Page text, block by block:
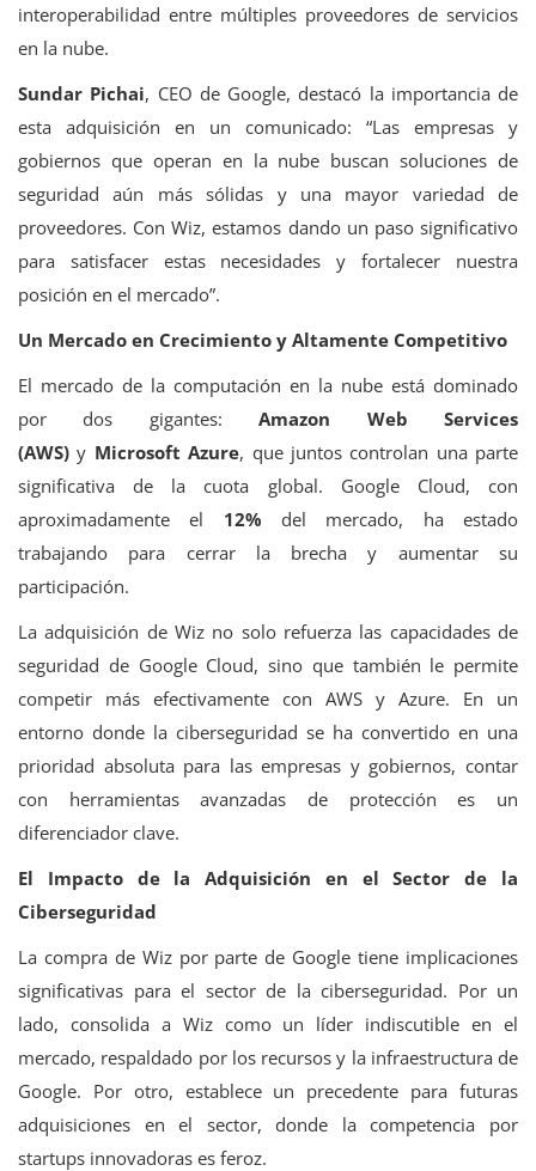
interoperabilidad entre múltiples proveedores de servicios
en la nube.
Sundar Pichai, CEO de Google, destacó la importancia de
esta adquisición en un comunicado: “Las empresas y
gobiernos que operan en la nube buscan soluciones de
seguridad aún más sólidas y una mayor variedad de
proveedores. Con Wiz, estamos dando un paso significativo
para satisfacer estas necesidades y fortalecer nuestra
posición en el mercado”.
Un Mercado en Crecimiento y Altamente Competitivo
El mercado de la computación en la nube está dominado
por dos gigantes:
Amazon Web Services
(AWS) y Microsoft Azure, que juntos controlan una parte
significativa de la cuota global. Google Cloud, con
aproximadamente el
12%
del mercado, ha estado
trabajando para cerrar la brecha y aumentar su
participación.
La adquisición de Wiz no solo refuerza las capacidades de
seguridad de Google Cloud, sino que también le permite
competir más efectivamente con AWS y Azure. En un
entorno donde la ciberseguridad se ha convertido en una
prioridad absoluta para las empresas y gobiernos, contar
con herramientas avanzadas de protección es un
diferenciador clave.
El Impacto de la Adquisición en el Sector de la
Ciberseguridad
La compra de Wiz por parte de Google tiene implicaciones
significativas para el sector de la ciberseguridad. Por un
lado, consolida a Wiz como un líder indiscutible en el
mercado, respaldado por los recursos y la infraestructura de
Google. Por otro, establece un precedente para futuras
adquisiciones en el sector, donde la competencia por
startups innovadoras es feroz.